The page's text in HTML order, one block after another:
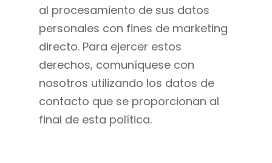
al procesamiento de sus datos
personales con fines de marketing
directo. Para ejercer estos
derechos, comuníquese con
nosotros utilizando los datos de
contacto que se proporcionan al
final de esta política.